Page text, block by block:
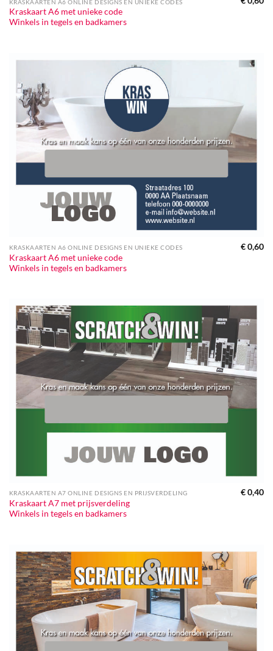
KRASKAARTEN A6 ONLINE DESIGNS EN UNIEKE CODES
Kraskaart A6 met unieke code
Winkels in tegels en badkamers
KRASKAARTEN A6 ONLINE DESIGNS EN UNIEKE CODES
Kraskaart A6 met unieke code
Winkels in tegels en badkamers
€0,60
KRASKAARTEN A7 ONLINE DESIGNS EN PRIJSVERDELING
Kraskaart A7 met prijsverdeling
Winkels in tegels en badkamers
€0,40